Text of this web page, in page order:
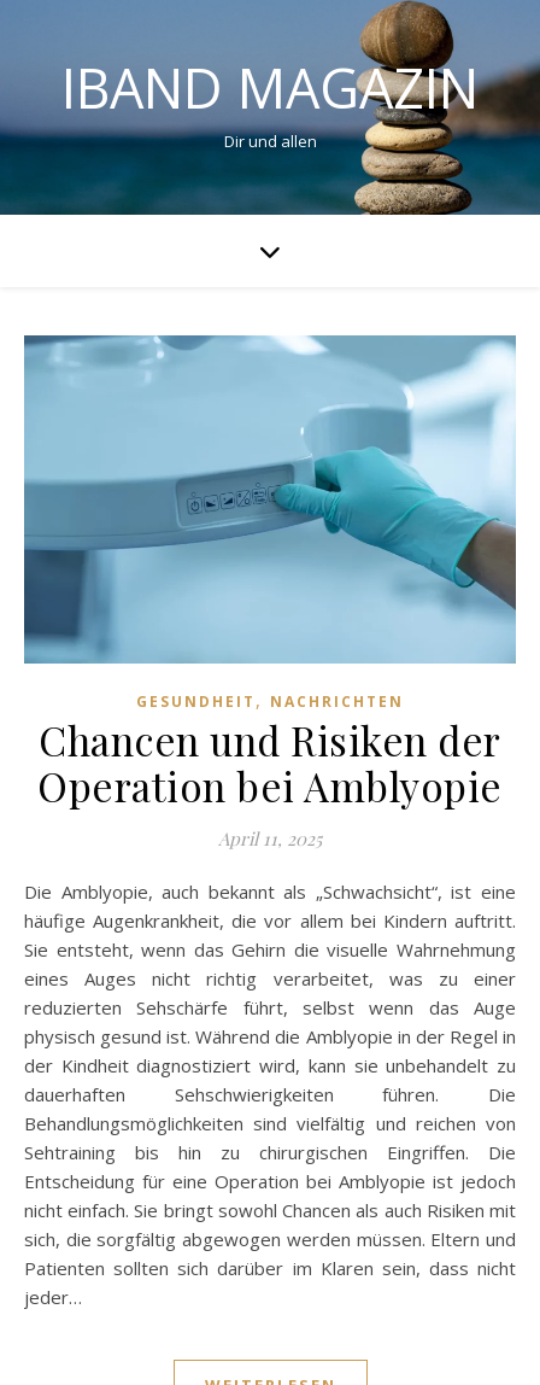
IBAND MAGAZIN
Dir und allen
GESUNDHEIT , NACHRICHTEN
Chancen und Risiken der
Operation bei Amblyopie
April 11, 2025
Die Amblyopie, auch bekannt als „Schwachsicht“, ist eine
häufige Augenkrankheit, die vor allem bei Kindern auftritt.
Sie entsteht, wenn das Gehirn die visuelle Wahrnehmung
eines Auges nicht richtig verarbeitet, was zu einer
reduzierten Sehschärfe führt, selbst wenn das Auge
physisch gesund ist. Während die Amblyopie in der Regel in
der Kindheit diagnostiziert wird, kann sie unbehandelt zu
dauerhaften Sehschwierigkeiten führen. Die
Behandlungsmöglichkeiten sind vielfältig und reichen von
Sehtraining bis hin zu chirurgischen Eingriffen. Die
Entscheidung für eine Operation bei Amblyopie ist jedoch
nicht einfach. Sie bringt sowohl Chancen als auch Risiken mit
sich, die sorgfältig abgewogen werden müssen. Eltern und
Patienten sollten sich darüber im Klaren sein, dass nicht
jeder…